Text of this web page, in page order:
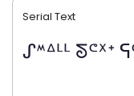
Serial Text
ᔑᔿᐞᒻᒻ ᘕᕪᕽᐩ